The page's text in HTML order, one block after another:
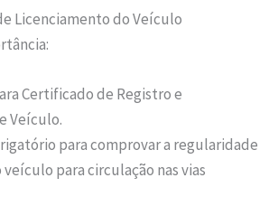
Licenciamento do Veículo
Certificado de Registro e
Veículo.
para comprovar a regularidade
para circulação nas vias